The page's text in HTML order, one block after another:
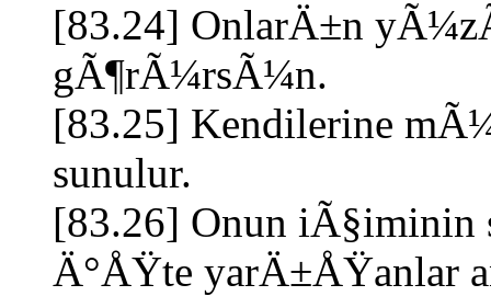
[83.24] OnlarÄ±n
gÃ¶rÃ¼rsÃ¼n.
[83.25] Kendilerine
sunulur.
[83.26] Onun iÃ§iminin
Ä°ÅŸte yarÄ±ÅŸanlar